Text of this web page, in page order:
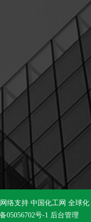
网络支持 中国化工网 全球化
05056702号-1 后台管理